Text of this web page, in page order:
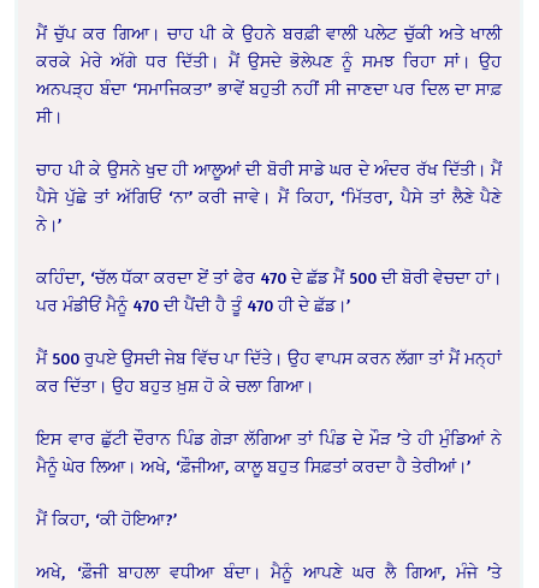
ਮੈਂ ਚੁੱਪ ਕਰ ਗਿਆ। ਚਾਹ ਪੀ ਕੇ ਉਹਨੇ ਬਰਫ਼ੀ ਵਾਲੀ ਪਲੇਟ ਚੁੱਕੀ ਅਤੇ ਖਾਲੀ
ਕਰਕੇ ਮੇਰੇ ਅੱਗੇ ਧਰ ਦਿੱਤੀ। ਮੈਂ ਉਸਦੇ ਭੋਲੇਪਣ ਨੂੰ ਸਮਝ ਰਿਹਾ ਸਾਂ। ਉਹ
ਅਨਪੜ੍ਹ ਬੰਦਾ ‘ਸਮਾਜਿਕਤਾ’ ਭਾਵੇਂ ਬਹੁਤੀ ਨਹੀਂ ਸੀ ਜਾਣਦਾ ਪਰ ਦਿਲ ਦਾ ਸਾਫ਼
ਸੀ।
ਚਾਹ ਪੀ ਕੇ ਉਸਨੇ ਖੁਦ ਹੀ ਆਲੂਆਂ ਦੀ ਬੋਰੀ ਸਾਡੇ ਘਰ ਦੇ ਅੰਦਰ ਰੱਖ ਦਿੱਤੀ। ਮੈਂ
ਪੈਸੇ ਪੁੱਛੇ ਤਾਂ ਅੱਗਿਓਂ ‘ਨਾ’ ਕਰੀ ਜਾਵੇ। ਮੈਂ ਕਿਹਾ, ‘ਮਿੱਤਰਾ, ਪੈਸੇ ਤਾਂ ਲੈਣੇ ਪੈਣੇ
ਨੇ।’
ਕਹਿੰਦਾ, ‘ਚੱਲ ਧੱਕਾ ਕਰਦਾ ਏਂ ਤਾਂ ਫੇਰ 470 ਦੇ ਛੱਡ ਮੈਂ 500 ਦੀ ਬੋਰੀ ਵੇਚਦਾ ਹਾਂ।
ਪਰ ਮੰਡੀਓਂ ਮੈਨੂੰ 470 ਦੀ ਪੈਂਦੀ ਹੈ ਤੂੰ 470 ਹੀ ਦੇ ਛੱਡ।’
ਮੈਂ 500 ਰੁਪਏ ਉਸਦੀ ਜੇਬ ਵਿੱਚ ਪਾ ਦਿੱਤੇ। ਉਹ ਵਾਪਸ ਕਰਨ ਲੱਗਾ ਤਾਂ ਮੈਂ ਮਨ੍ਹਾਂ
ਕਰ ਦਿੱਤਾ। ਉਹ ਬਹੁਤ ਖ਼ੁਸ਼ ਹੋ ਕੇ ਚਲਾ ਗਿਆ।
ਇਸ ਵਾਰ ਛੁੱਟੀ ਦੌਰਾਨ ਪਿੰਡ ਗੇੜਾ ਲੱਗਿਆ ਤਾਂ ਪਿੰਡ ਦੇ ਮੌੜ ’ਤੇ ਹੀ ਮੁੰਡਿਆਂ ਨੇ
ਮੈਨੂੰ ਘੇਰ ਲਿਆ। ਅਖੇ, ‘ਫ਼ੌਜੀਆ, ਕਾਲੂ ਬਹੁਤ ਸਿਫ਼ਤਾਂ ਕਰਦਾ ਹੈ ਤੇਰੀਆਂ।’
ਮੈਂ ਕਿਹਾ, ‘ਕੀ ਹੋਇਆ?’
ਅਖੇ, ‘ਫ਼ੌਜੀ ਬਾਹਲਾ ਵਧੀਆ ਬੰਦਾ। ਮੈਨੂੰ ਆਪਣੇ ਘਰ ਲੈ ਗਿਆ, ਮੰਜੇ ’ਤੇ